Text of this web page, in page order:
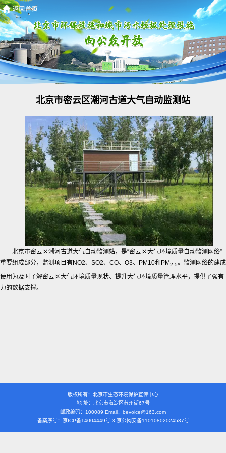
北京市密云区潮河古道大气自动监测站
北京市密云区潮河古道大气自动监测站，是“密云区大气环境质量自动监测网络”
重要组成部分，监测项目有NO2、SO2、CO、O3、PM10和PM2.5。监测网络的建成
使用为及时了解密云区大气环境质量现状、提升大气环境质量管理水平，提供了强有
力的数据支撑。
版权所有：北京市生态环境保护宣传中心
地 址：北京市海淀区苏州街67号
邮政编码：100089 Email：bevoice@163.com
备案序号：京ICP备14004449号-3 京公网安备11010802024537号